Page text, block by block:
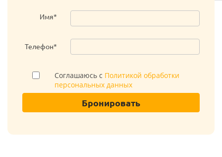
Имя*
Телефон*
Соглашаюсь с Политикой обработки
персональных данных
Бронировать